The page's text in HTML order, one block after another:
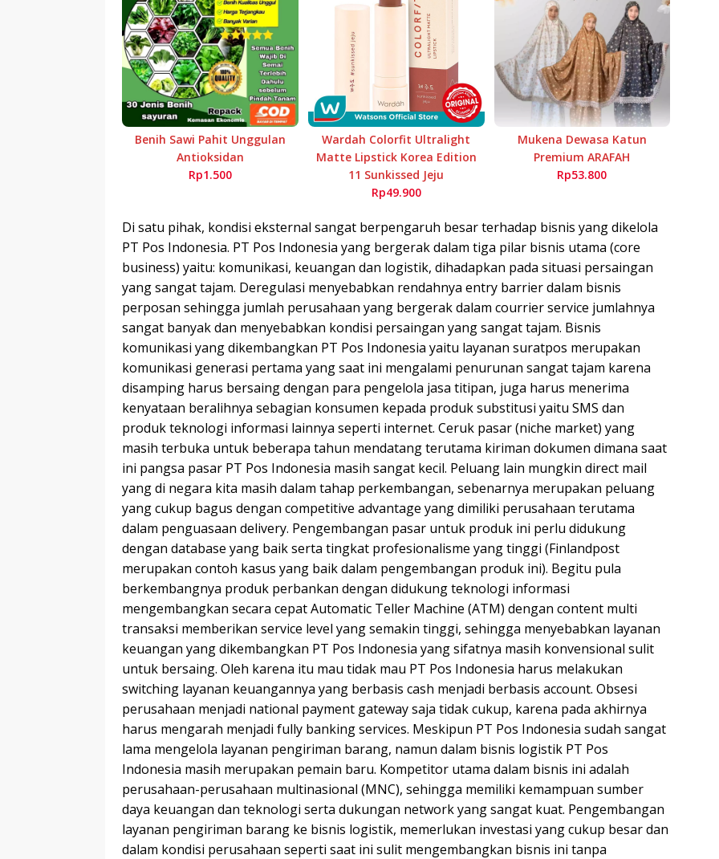
Benih Sawi Pahit Unggulan
Antioksidan
Rp1.500
Wardah Colorfit Ultralight
Matte Lipstick Korea Edition
11 Sunkissed Jeju
Rp49.900
Mukena Dewasa Katun
Premium ARAFAH
Rp53.800
Di satu pihak, kondisi eksternal sangat berpengaruh besar terhadap bisnis yang dikelola
PT Pos Indonesia. PT Pos Indonesia yang bergerak dalam tiga pilar bisnis utama (core
business) yaitu: komunikasi, keuangan dan logistik, dihadapkan pada situasi persaingan
yang sangat tajam. Deregulasi menyebabkan rendahnya entry barrier dalam bisnis
perposan sehingga jumlah perusahaan yang bergerak dalam courrier service jumlahnya
sangat banyak dan menyebabkan kondisi persaingan yang sangat tajam. Bisnis
komunikasi yang dikembangkan PT Pos Indonesia yaitu layanan suratpos merupakan
komunikasi generasi pertama yang saat ini mengalami penurunan sangat tajam karena
disamping harus bersaing dengan para pengelola jasa titipan, juga harus menerima
kenyataan beralihnya sebagian konsumen kepada produk substitusi yaitu SMS dan
produk teknologi informasi lainnya seperti internet. Ceruk pasar (niche market) yang
masih terbuka untuk beberapa tahun mendatang terutama kiriman dokumen dimana saat
ini pangsa pasar PT Pos Indonesia masih sangat kecil. Peluang lain mungkin direct mail
yang di negara kita masih dalam tahap perkembangan, sebenarnya merupakan peluang
yang cukup bagus dengan competitive advantage yang dimiliki perusahaan terutama
dalam penguasaan delivery. Pengembangan pasar untuk produk ini perlu didukung
dengan database yang baik serta tingkat profesionalisme yang tinggi (Finlandpost
merupakan contoh kasus yang baik dalam pengembangan produk ini). Begitu pula
berkembangnya produk perbankan dengan didukung teknologi informasi
mengembangkan secara cepat Automatic Teller Machine (ATM) dengan content multi
transaksi memberikan service level yang semakin tinggi, sehingga menyebabkan layanan
keuangan yang dikembangkan PT Pos Indonesia yang sifatnya masih konvensional sulit
untuk bersaing. Oleh karena itu mau tidak mau PT Pos Indonesia harus melakukan
switching layanan keuangannya yang berbasis cash menjadi berbasis account. Obsesi
perusahaan menjadi national payment gateway saja tidak cukup, karena pada akhirnya
harus mengarah menjadi fully banking services. Meskipun PT Pos Indonesia sudah sangat
lama mengelola layanan pengiriman barang, namun dalam bisnis logistik PT Pos
Indonesia masih merupakan pemain baru. Kompetitor utama dalam bisnis ini adalah
perusahaan-perusahaan multinasional (MNC), sehingga memiliki kemampuan sumber
daya keuangan dan teknologi serta dukungan network yang sangat kuat. Pengembangan
layanan pengiriman barang ke bisnis logistik, memerlukan investasi yang cukup besar dan
dalam kondisi perusahaan seperti saat ini sulit mengembangkan bisnis ini tanpa